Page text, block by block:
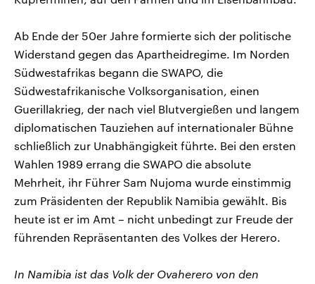
Ab Ende der 50er Jahre formierte sich der politische
Widerstand gegen das Apartheidregime. Im Norden
Südwestafrikas begann die SWAPO, die
Südwestafrikanische Volksorganisation, einen
Guerillakrieg, der nach viel Blutvergießen und langem
diplomatischen Tauziehen auf internationaler Bühne
schließlich zur Unabhängigkeit führte. Bei den ersten
Wahlen 1989 errang die SWAPO die absolute
Mehrheit, ihr Führer Sam Nujoma wurde einstimmig
zum Präsidenten der Republik Namibia gewählt. Bis
heute ist er im Amt – nicht unbedingt zur Freude der
führenden Repräsentanten des Volkes der Herero.
In Namibia ist das Volk der Ovaherero von den